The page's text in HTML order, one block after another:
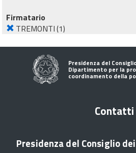
Firmatario
TREMONTI(1)
Presidenza del
Dipartimento per la
coordinamento della
Contatti
Presidenza del Consiglio